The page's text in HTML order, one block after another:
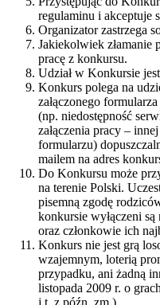
regulaminu i akceptuje
Organizator zastrzega
Jakiekolwiek
pracę z konkursu.
Udział w Konkursie jest
Konkurs polega na
załączonego
(np. niedostępność
załączenia pracy –
formularzu)
mailem na adres
Do Konkursu może
na terenie Polski.
pisemną zgodę
konkursie wyłączeni
oraz członkowie ich
Konkurs nie jest grą
wzajemnym, loterią
przypadku, ani żadną
listopada 2009 r. o
j.t. z późn. zm.).